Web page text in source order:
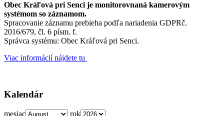
Obec Kráľová pri Senci je monitorovnaná kamerovým
systémom so záznamom.
Spracovanie záznamu prebieha podľa nariadenia GDPRč.
2016/679, čl. 6 písm. f.
Správca systému: Obec Kráľová pri Senci.
Viac informácií nájdete tu
Kalendár
mesiac rok